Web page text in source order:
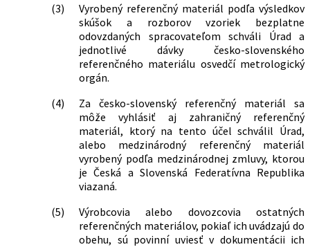
(3)
Vyrobený referenčný materiál podľa výsledkov
skúšok a rozborov vzoriek bezplatne
odovzdaných spracovateľom schváli Úrad a
jednotlivé dávky česko-slovenského
referenčného materiálu osvedčí metrologický
orgán.
(4)
Za česko-slovenský referenčný materiál sa
môže vyhlásiť aj zahraničný referenčný
materiál, ktorý na tento účel schválil Úrad,
alebo medzinárodný referenčný materiál
vyrobený podľa medzinárodnej zmluvy, ktorou
je Česká a Slovenská Federatívna Republika
viazaná.
(5)
Výrobcovia alebo dovozcovia ostatných
referenčných materiálov, pokiaľ ich uvádzajú do
obehu, sú povinní uviesť v dokumentácii ich